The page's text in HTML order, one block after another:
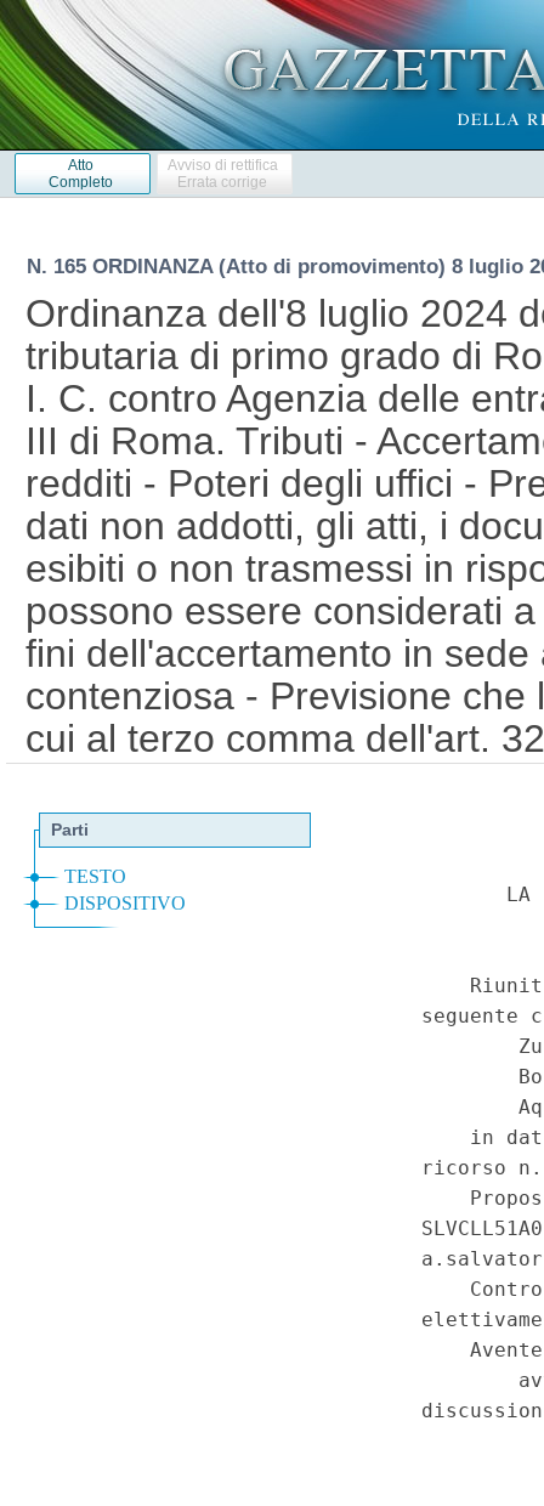
Atto
Completo
Avviso di rettifica
Errata corrige
N. 165 ORDINANZA (Atto di promovimento) 8 luglio
Ordinanza dell'8 luglio 2024
tributaria di primo grado di
I. C. contro Agenzia delle
III di Roma. Tributi -
redditi - Poteri degli uffici -
dati non addotti, gli atti, i
esibiti o non trasmessi in
possono essere considerati
fini dell'accertamento in
contenziosa - Previsione
cui al terzo comma dell'art.
allegato all'atto introduttivo
sede contenziosa le notizie,
registri, dichiarando
a lui non imputabile. -
Repubblica 29 settembre
comuni in materia di
redditi), art. 32, commi
Serie Speciale - Corte